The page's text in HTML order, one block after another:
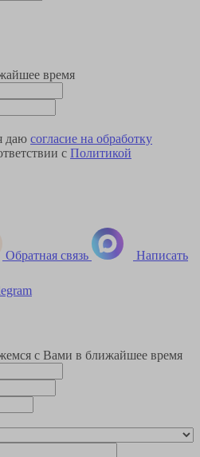
время
даю согласие на обработку
с Политикой
Обратная связь Написать
с Вами в ближайшее время